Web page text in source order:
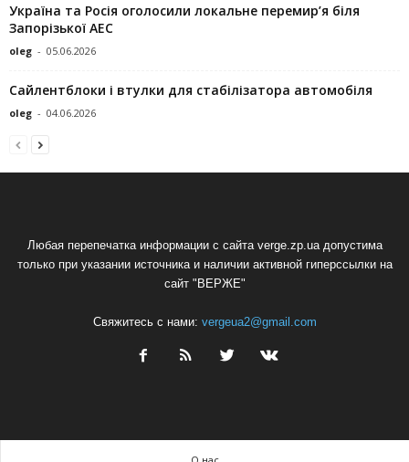
Україна та Росія оголосили локальне перемир’я біля
Запорізької АЕС
oleg - 05.06.2026
Сайлентблоки і втулки для стабілізатора автомобіля
oleg - 04.06.2026
Любая перепечатка информации с сайта verge.zp.ua допустима
только при указании источника и наличии активной гиперссылки на
сайт "ВЕРЖЕ"
Свяжитесь с нами: vergeua2@gmail.com